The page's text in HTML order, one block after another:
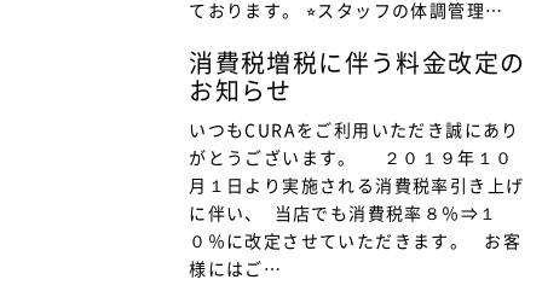
ております。 ⭐︎スタッフの体調管理…
消費税増税に伴う料金改定の
お知らせ
いつもCURAをご利用いただき誠にあり
がとうございます。 ２０１９年１０
月１日より実施される消費税率引き上げ
に伴い、 当店でも消費税率８％⇒１
０％に改定させていただきます。 お客
様にはご…